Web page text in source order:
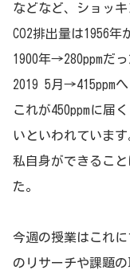
などなど、ショッ
CO2排出量は1956年
1900年→280ppmだ
2019 5月→415ppm
これが450ppmに届
いといわれています
私自身ができるこ
た。
今週の授業はこれ
のリサーチや課題の